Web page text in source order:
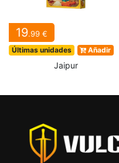
19.99 €
Últimas unidades Añadir
Jaipur